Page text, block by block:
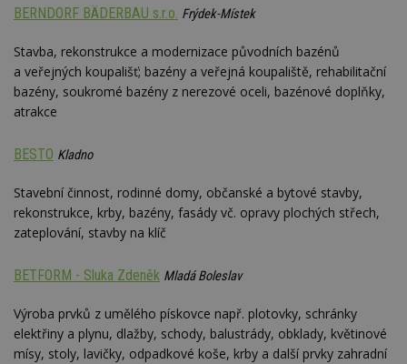
BERNDORF BÄDERBAU s.r.o. Frýdek-Místek
Stavba, rekonstrukce a modernizace původních bazénů
a veřejných koupališť; bazény a veřejná koupaliště, rehabilitační
bazény, soukromé bazény z nerezové oceli, bazénové doplňky,
atrakce
BESTO Kladno
Stavební činnost, rodinné domy, občanské a bytové stavby,
rekonstrukce, krby, bazény, fasády vč. opravy plochých střech,
zateplování, stavby na klíč
BETFORM - Sluka Zdeněk Mladá Boleslav
Výroba prvků z umělého pískovce např. plotovky, schránky
elektřiny a plynu, dlažby, schody, balustrády, obklady, květinové
mísy, stoly, lavičky, odpadkové koše, krby a další prvky zahradní